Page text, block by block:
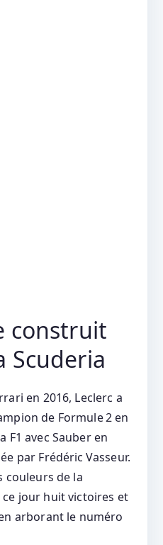
construit
Scuderia
en 2016, Leclerc a
de Formule 2 en
F1 avec Sauber en
par Frédéric Vasseur.
couleurs de la
jour huit victoires et
arborant le numéro